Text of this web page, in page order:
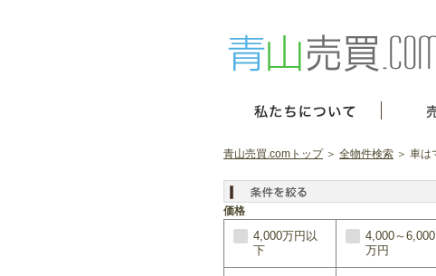
青山売買.comトップ＞ 全物件検索 ＞ 車は
価格
4,000万円以
下
4,000～6,000
万円